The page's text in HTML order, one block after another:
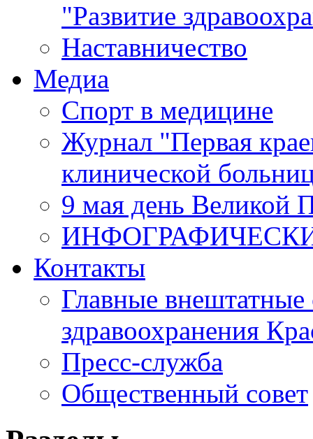
"Развитие
Наставничество
Медиа
Спорт в медицине
Журнал "Первая
клинической
9 мая день Великой
Контакты
Главные внештатные
здравоохранения
Пресс-служба
Общественный совет